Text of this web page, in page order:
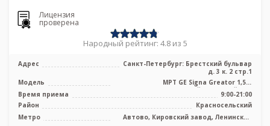
Лицензия
проверена
Народный рейтинг: 4.8 из 5
Адрес
Санкт-Петербург: Брестский бульвар
д. 3 к. 2 стр.1
Модель
МРТ GE Signa Greator 1,5 т
высокопольный закрытый тип
Время приема
9:00-21:00
Район
Красносельский
Метро
Автово, Кировский завод, Ленинский